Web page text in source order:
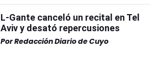
L-Gante canceló un recital en Tel
Aviv y desató repercusiones
PorRedacción Diario de Cuyo